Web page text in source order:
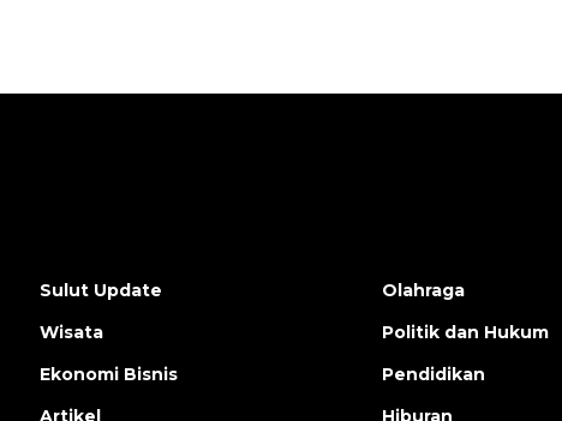
Sulut Update
Wisata
Ekonomi Bisnis
Artikel
Olahraga
Politik dan Hukum
Pendidikan
Hiburan